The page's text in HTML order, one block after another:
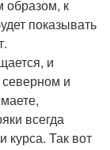
образом, к
показывать
и
северном и
всегда
курса. Так вот